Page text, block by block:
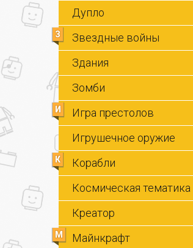
Дупло
З
Звездные войны
Здания
Зомби
И
Игра престолов
Игрушечное оружие
К
Корабли
Космическая тематика
Креатор
М
Майнкрафт